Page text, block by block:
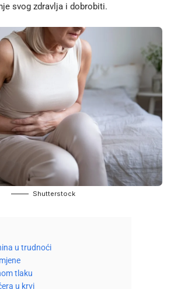
svog zdravlja i dobrobiti.
Shutterstock
u trudnoći
tlaku
u krvi